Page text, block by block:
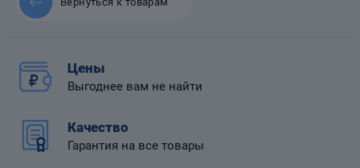
Цены
Выгоднее вам не найти
Качество
Гарантия на все товары